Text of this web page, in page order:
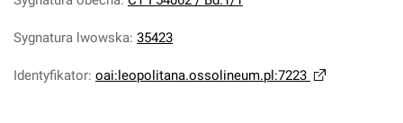
Sygnatura lwowska: 35423
Identyfikator: oai:leopolitana.ossolineum.pl:7223